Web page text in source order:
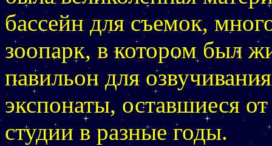
бассейн для съемок,
зоопарк, в котором был
павильон для
экспонаты, оставшиеся
студии в разные годы.